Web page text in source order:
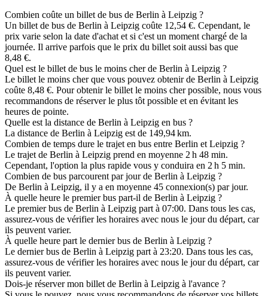
Combien coûte un billet de bus de Berlin à Leipzig ?
Un billet de bus de Berlin à Leipzig coûte 12,54 €. Cependant, le
prix varie selon la date d'achat et si c'est un moment chargé de la
journée. Il arrive parfois que le prix du billet soit aussi bas que
8,48 €.
Quel est le billet de bus le moins cher de Berlin à Leipzig ?
Le billet le moins cher que vous pouvez obtenir de Berlin à Leipzig
coûte 8,48 €. Pour obtenir le billet le moins cher possible, nous vous
recommandons de réserver le plus tôt possible et en évitant les
heures de pointe.
Quelle est la distance de Berlin à Leipzig en bus ?
La distance de Berlin à Leipzig est de 149,94 km.
Combien de temps dure le trajet en bus entre Berlin et Leipzig ?
Le trajet de Berlin à Leipzig prend en moyenne 2 h 48 min.
Cependant, l'option la plus rapide vous y conduira en 2 h 5 min.
Combien de bus parcourent par jour de Berlin à Leipzig ?
De Berlin à Leipzig, il y a en moyenne 45 connexion(s) par jour.
À quelle heure le premier bus part-il de Berlin à Leipzig ?
Le premier bus de Berlin à Leipzig part à 07:00. Dans tous les cas,
assurez-vous de vérifier les horaires avec nous le jour du départ, car
ils peuvent varier.
À quelle heure part le dernier bus de Berlin à Leipzig ?
Le dernier bus de Berlin à Leipzig part à 23:20. Dans tous les cas,
assurez-vous de vérifier les horaires avec nous le jour du départ, car
ils peuvent varier.
Dois-je réserver mon billet de Berlin à Leipzig à l'avance ?